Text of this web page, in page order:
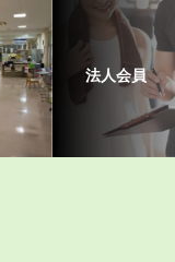
法人会員